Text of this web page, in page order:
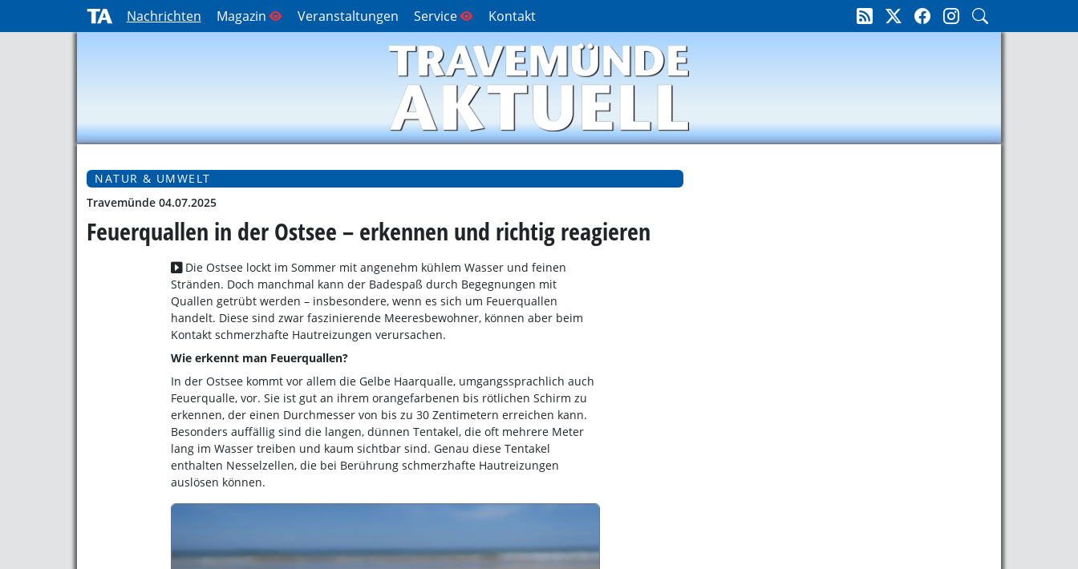
Nachrichten Magazin Veranstaltungen Service Kontakt
NATUR & UMWELT
Travemünde 04.07.2025
Feuerquallen in der Ostsee – erkennen und richtig reagieren
Die Ostsee lockt im Sommer mit angenehm kühlem Wasser und feinen
Stränden. Doch manchmal kann der Badespaß durch Begegnungen mit
Quallen getrübt werden – insbesondere, wenn es sich um Feuerquallen
handelt. Diese sind zwar faszinierende Meeresbewohner, können aber beim
Kontakt schmerzhafte Hautreizungen verursachen.
Wie erkennt man Feuerquallen?
In der Ostsee kommt vor allem die Gelbe Haarqualle, umgangssprachlich auch
Feuerqualle, vor. Sie ist gut an ihrem orangefarbenen bis rötlichen Schirm zu
erkennen, der einen Durchmesser von bis zu 30 Zentimetern erreichen kann.
Besonders auffällig sind die langen, dünnen Tentakel, die oft mehrere Meter
lang im Wasser treiben und kaum sichtbar sind. Genau diese Tentakel
enthalten Nesselzellen, die bei Berührung schmerzhafte Hautreizungen
auslösen können.